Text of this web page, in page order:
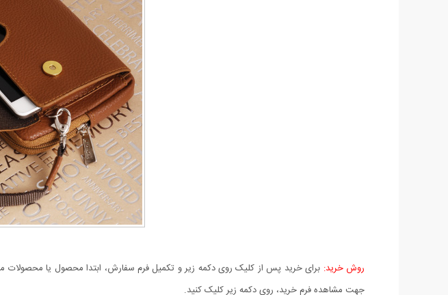
روش خرید: برای خرید پس از کلیک روی دکمه زیر و تکمیل فرم سفارش، ابتدا محصول یا محصولات
جهت مشاهده فرم خرید، روی دکمه زیر کلیک کنید.